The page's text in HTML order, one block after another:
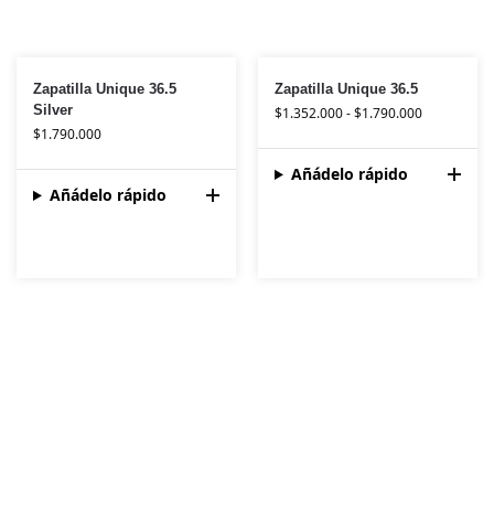
Zapatilla Unique 36.5
Silver
$1.790.000
Añádelo rápido
Zapatilla Unique 36.5
$1.352.000-$1.790.000
Añádelo rápido